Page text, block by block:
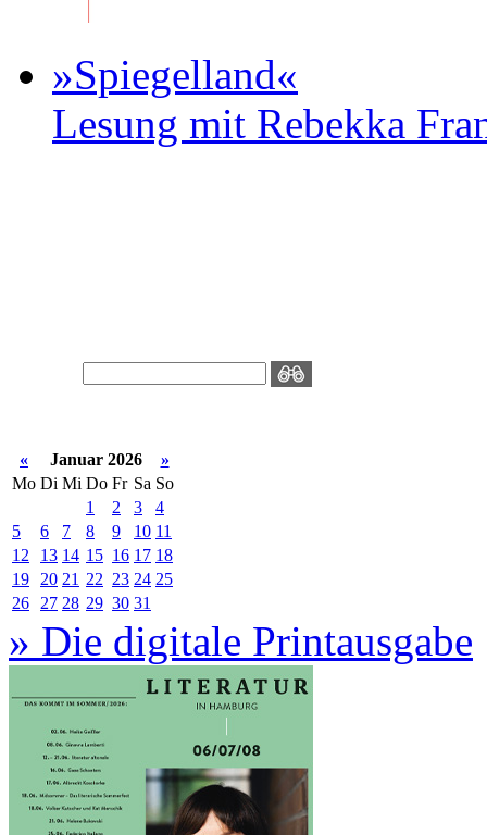
»Spiegelland«
Lesung mit Rebekka
« Januar 2026
»
Mo Di Mi Do Fr Sa So
1
2 3
4
5
6 7 8 9 10 11
12
13 14 15 16 17 18
19
20 21 22 23 24 25
26
27 28 29 30 31
» Die digitale Printausgabe